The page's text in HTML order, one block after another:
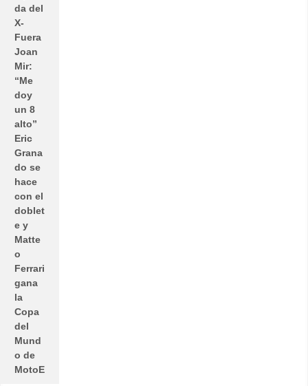
da del
X-
Fuera
Joan
Mir:
“Me
doy
un 8
alto”
Eric
Grana
do se
hace
con el
doblet
e y
Matte
o
Ferrari
gana
la
Copa
del
Mund
o de
MotoE